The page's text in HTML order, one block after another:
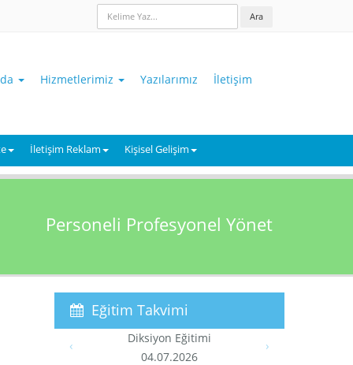
Ara
Hizmetlerimiz Yazılarımız İletişim
İletişim Reklam Kişisel Gelişim
Personeli Profesyonel Yönet
Eğitim Takvimi
Temel Pazarlama Eğitimi
04.07.2026
‹ ›